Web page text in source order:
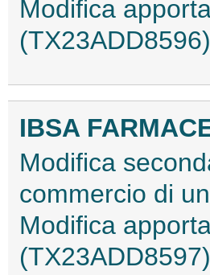
Modifica
(TX23ADD8596)
IBSA
Modifica
commercio di
Modifica
(TX23ADD8597)